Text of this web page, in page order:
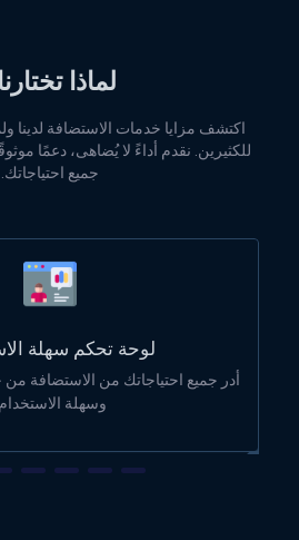
لماذا
اكتشف مزايا خدمات الاستضافة لدينا
للكثيرين. نقدم أداءً لا يُضاهى، دعمًا
جميع احتياجاتك.
لوحة تحكم سهلة
أدر جميع احتياجاتك من الاستضافة من
وسهلة